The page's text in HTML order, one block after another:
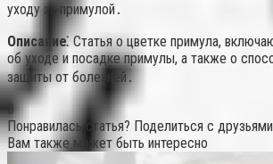
уходу за примулой․
Описание⁚Статья о цветке примула,
об уходе и посадке примулы, а также о
защиты от болезней․
0
Понравилась статья? Поделиться с
Вам также может быть интересно